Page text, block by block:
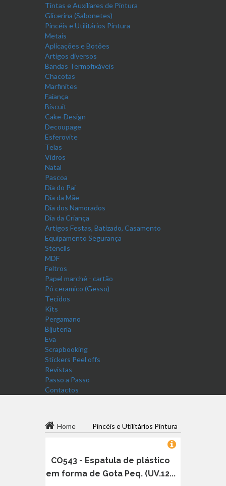
Tintas e Auxiliares de Pintura
Glicerina (Sabonetes)
Pincéis e Utilitários Pintura
Metais
Aplicações e Botões
Artigos diversos
Bandas Termofixáveis
Chacotas
Marfinites
Faiança
Biscuit
Cake-Design
Decoupage
Esferovite
Telas
Vidros
Natal
Pascoa
Dia do Pai
Dia da Mãe
Dia dos Namorados
Dia da Criança
Artigos Festas, Batizado, Casamento
Equipamento Segurança
Stencils
MDF
Feltros
Papel marché - cartão
Pó ceramico (Gesso)
Tecidos
Kits
Pergamano
Bijuteria
Eva
Scrapbooking
Stickers Peel offs
Revistas
Passo a Passo
Contactos
Home Pincéis e Utilitários Pintura
CO543 - Espatula de plástico
em forma de Gota Peq. (UV.12...